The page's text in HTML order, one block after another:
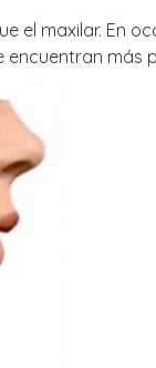
el maxilar. En
más